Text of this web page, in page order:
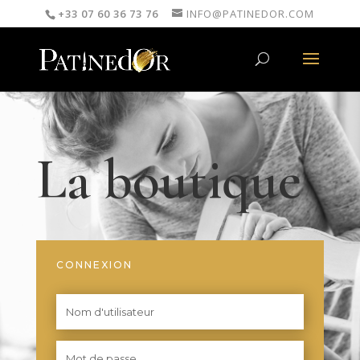
+33 07 60 36 73 76 INFO@PATINEDOR.COM
La boutique
CONNEXION